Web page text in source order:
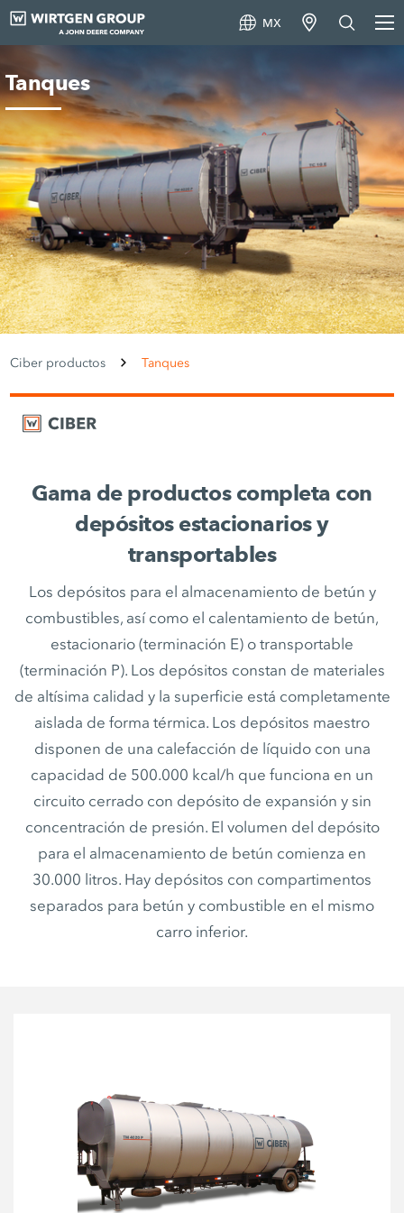
MX
Tanques
Ciber productos Tanques
Gama de productos completa con
depósitos estacionarios y
transportables
Los depósitos para el almacenamiento de betún y
combustibles, así como el calentamiento de betún,
estacionario (terminación E) o transportable
(terminación P). Los depósitos constan de materiales
de altísima calidad y la superficie está completamente
aislada de forma térmica. Los depósitos maestro
disponen de una calefacción de líquido con una
capacidad de 500.000 kcal/h que funciona en un
circuito cerrado con depósito de expansión y sin
concentración de presión. El volumen del depósito
para el almacenamiento de betún comienza en
30.000 litros. Hay depósitos con compartimentos
separados para betún y combustible en el mismo
carro inferior.